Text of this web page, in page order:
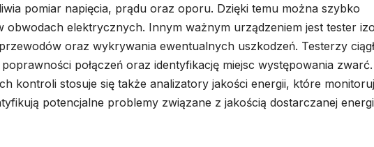
pomiar napięcia, prądu oraz oporu. Dzięki temu można szybko
obwodach elektrycznych. Innym ważnym urządzeniem jest tester
oraz wykrywania ewentualnych uszkodzeń. Testerzy
połączeń oraz identyfikację miejsc występowania
kontroli stosuje się także analizatory jakości energii, które
potencjalne problemy związane z jakością dostarczanej